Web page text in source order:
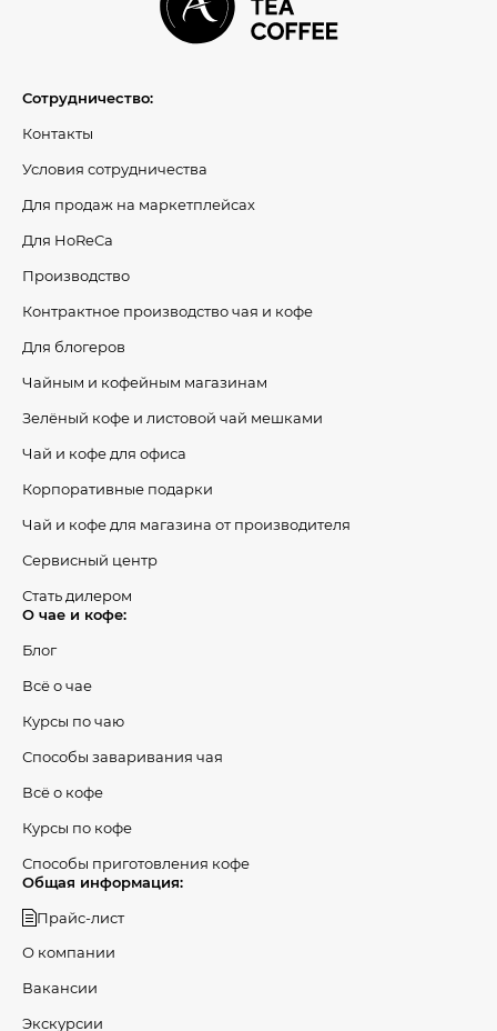
Сотрудничество:
Контакты
Условия сотрудничества
Для продаж на маркетплейсах
Для HoReCa
Производство
Контрактное производство чая и кофе
Для блогеров
Чайным и кофейным магазинам
Зелёный кофе и листовой чай мешками
Чай и кофе для офиса
Корпоративные подарки
Чай и кофе для магазина от производителя
Сервисный центр
Стать дилером
О чае и кофе:
Блог
Всё о чае
Курсы по чаю
Способы заваривания чая
Всё о кофе
Курсы по кофе
Способы приготовления кофе
Общая информация:
Прайс-лист
О компании
Вакансии
Экскурсии